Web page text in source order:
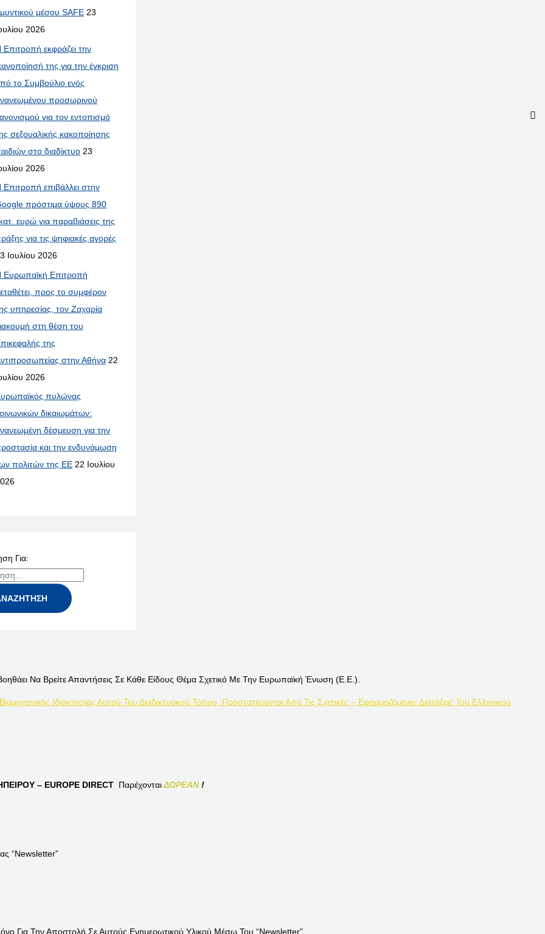
μέσου SAFE 23
2026
Επιτροπή εκφράζει την
της για την έγκριση
το Συμβούλιο ενός
προσωρινού
για τον εντοπισμό
σεξουαλικής κακοποίησης
στο διαδίκτυο 23
2026
Επιτροπή επιβάλλει στην
πρόστιμα ύψους 890
ευρώ για παραβιάσεις της
για τις ψηφιακές αγορές
Ιουλίου 2026
Ευρωπαϊκή Επιτροπή
προς το συμφέρον
υπηρεσίας, τον Ζαχαρία
στη θέση του
της
στην Αθήνα 22
2026
πυλώνας
δικαιωμάτων:
δέσμευση για την
και την ενδυνάμωση
πολιτών της ΕΕ 22 Ιουλίου
Για:
Να Βρείτε Απαντήσεις Σε Κάθε Είδους Θέμα Σχετικό Με Την Ευρωπαϊκή Ένωση (Ε.Ε.).
Ιδιοκτησίας Αυτού Του Διαδικτυακού Τόπου, Προστατεύονται Από Τις Σχετικές – Εφαρμοζόμενες Διατάξεις Του Ελληνικού
– EUROPE DIRECT ΠαρέχονταιΔΩΡΕΑΝ!
“Newsletter”
Για Την Αποστολή Σε Αυτούς Ενημερωτικού Υλικού Μέσω Του “Newsletter”.